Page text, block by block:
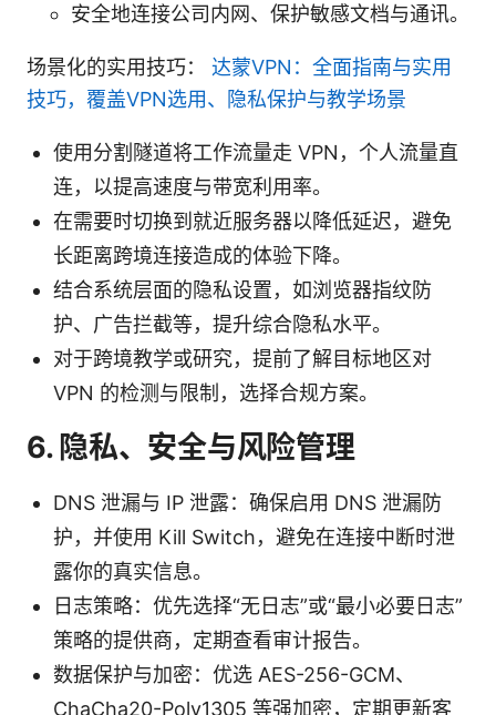
安全地连接公司内网、保护敏感文档与通讯。
场景化的实用技巧： 达蒙VPN：全面指南与实用
技巧，覆盖VPN选用、隐私保护与教学场景
使用分割隧道将工作流量走 VPN，个人流量直
连，以提高速度与带宽利用率。
在需要时切换到就近服务器以降低延迟，避免
长距离跨境连接造成的体验下降。
结合系统层面的隐私设置，如浏览器指纹防
护、广告拦截等，提升综合隐私水平。
对于跨境教学或研究，提前了解目标地区对
VPN 的检测与限制，选择合规方案。
6. 隐私、安全与风险管理
DNS 泄漏与 IP 泄露：确保启用 DNS 泄漏防
护，并使用 Kill Switch，避免在连接中断时泄
露你的真实信息。
日志策略：优先选择“无日志”或“最小必要日志”
策略的提供商，定期查看审计报告。
数据保护与加密：优选 AES-256-GCM、
ChaCha20-Poly1305 等强加密，定期更新客